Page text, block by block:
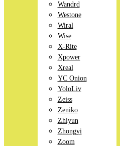
Wandrd
Westone
Wiral
Wise
X-Rite
Xpower
Xreal
YC Onion
YoloLiv
Zeiss
Zeniko
Zhiyun
Zhongyi
Zoom